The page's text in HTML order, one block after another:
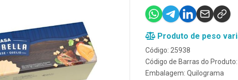
Produto de peso
Código: 25938
Código de Barras do
Embalagem: Quilograma